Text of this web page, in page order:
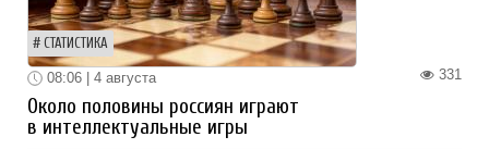
СТАТИСТИКА
331
08:06 | 4 августа
Около половины россиян играют
в интеллектуальные игры